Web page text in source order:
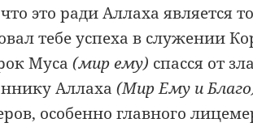
это радиАллаха является
тебе успеха в служении
Муса(мирему) спасся от
Аллаха(МирЕму и
особенно главного